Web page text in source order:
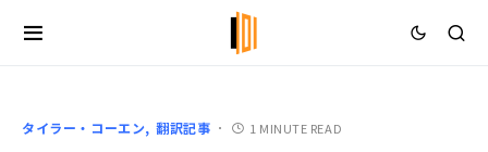
タイラー・コーエン 翻訳記事 1 MINUTE READ